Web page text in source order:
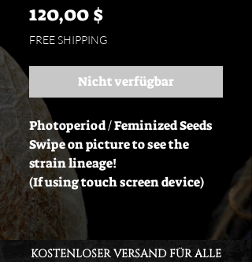
120,00 $
FREE SHIPPING
Nicht verfügbar
Photoperiod / Feminized Seeds
Swipe on picture to see the
strain lineage!
(If using touch screen device)
KOSTENLOSER VERSAND FÜR ALLE